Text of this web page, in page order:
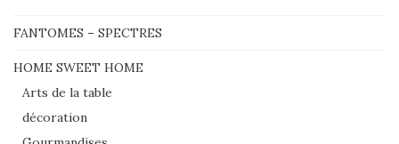
FANTOMES – SPECTRES
HOME SWEET HOME
Arts de la table
décoration